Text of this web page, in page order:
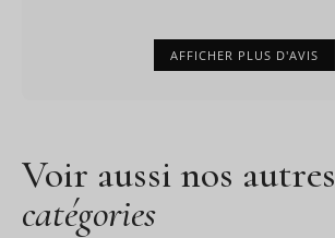
AFFICHER PLUS D'AVIS
Voir aussi nos autres
catégories